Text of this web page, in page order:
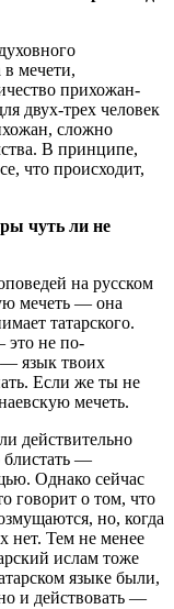
мечети,
прихожан-
двух-трех человек
сложно
В принципе,
что происходит,
чуть ли не
на русском
мечеть — она
татарского.
это не по-
— язык твоих
Если же ты не
мечеть.
действительно
блистать —
Однако сейчас
говорит о том, что
но, когда
нет. Тем не менее
ислам тоже
языке были,
и действовать —